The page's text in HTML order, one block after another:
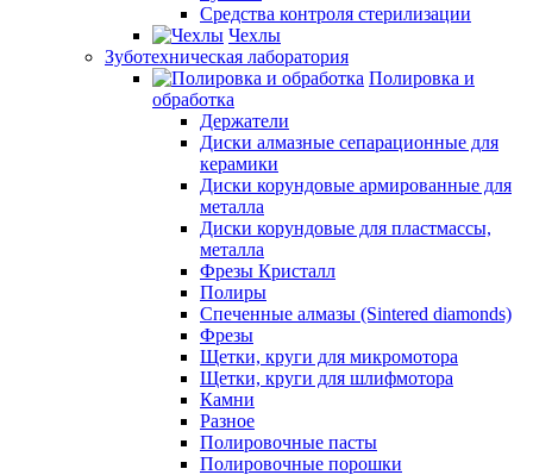
Средства контроля стерилизации
Чехлы
Зуботехническая лаборатория
Полировка и
обработка
Держатели
Диски алмазные сепарационные для
керамики
Диски корундовые армированные для
металла
Диски корундовые для пластмассы,
металла
Фрезы Кристалл
Полиры
Спеченные алмазы (Sintered diamonds)
Фрезы
Щетки, круги для микромотора
Щетки, круги для шлифмотора
Камни
Разное
Полировочные пасты
Полировочные порошки